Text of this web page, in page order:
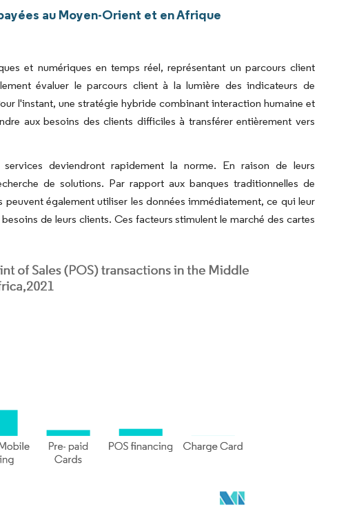
au Moyen-Orient et en Afrique
et numériques en temps réel, représentant un parcours client
évaluer le parcours client à la lumière des indicateurs de
l'instant, une stratégie hybride combinant interaction humaine et
aux besoins des clients difficiles à transférer entièrement vers
deviendront rapidement la norme. En raison de leurs
de solutions. Par rapport aux banques traditionnelles de
également utiliser les données immédiatement, ce qui leur
de leurs clients. Ces facteurs stimulent le marché des cartes